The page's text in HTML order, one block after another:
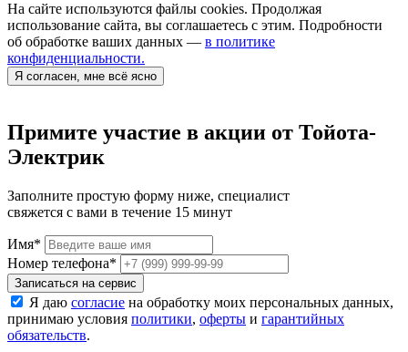
На сайте используются файлы cookies. Продолжая
использование сайта, вы соглашаетесь с этим. Подробности
об обработке ваших данных — в политике
конфиденциальности.
Я согласен, мне всё ясно
Примите участие в акции от Тойота-
Электрик
Заполните простую форму ниже, специалист
свяжется с вами в течение 15 минут
Имя*
Номер телефона*
Записаться на сервис
Я даю согласие на обработку моих персональных данных,
принимаю условия политики, оферты и гарантийных
обязательств.